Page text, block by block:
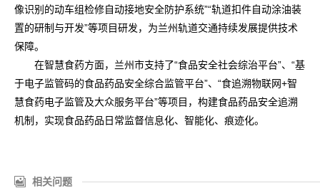
像识别的动车组检修自动接地安全防护系统”“轨道扣件自动涂油装
置的研制与开发”等项目研发，为兰州轨道交通持续发展提供技术
保障。
在智慧食药方面，兰州市支持了“食品安全社会综治平台”、“基
于电子监管码的食品药品安全综合监管平台”、“食追溯物联网+智
慧食药电子监管及大众服务平台”等项目，构建食品药品安全追溯
机制，实现食品药品日常监督信息化、智能化、痕迹化。
相关问题